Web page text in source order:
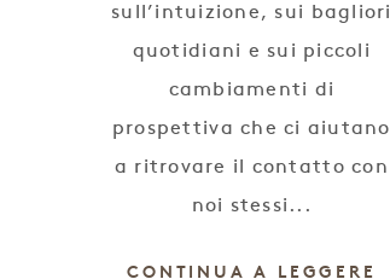
sull’intuizione, sui bagliori
quotidiani e sui piccoli
cambiamenti di
prospettiva che ci aiutano
a ritrovare il contatto con
noi stessi...
CONTINUA A LEGGERE